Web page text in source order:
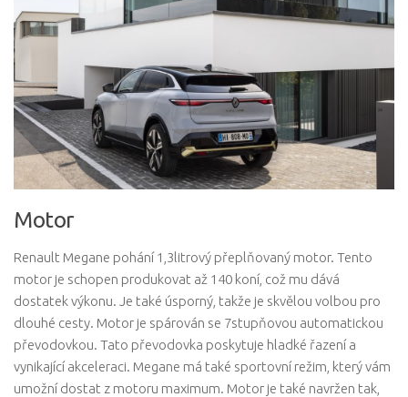
Motor
Renault Megane pohání 1,3litrový přeplňovaný motor. Tento
motor je schopen produkovat až 140 koní, což mu dává
dostatek výkonu. Je také úsporný, takže je skvělou volbou pro
dlouhé cesty. Motor je spárován se 7stupňovou automatickou
převodovkou. Tato převodovka poskytuje hladké řazení a
vynikající akceleraci. Megane má také sportovní režim, který vám
umožní dostat z motoru maximum. Motor je také navržen tak,